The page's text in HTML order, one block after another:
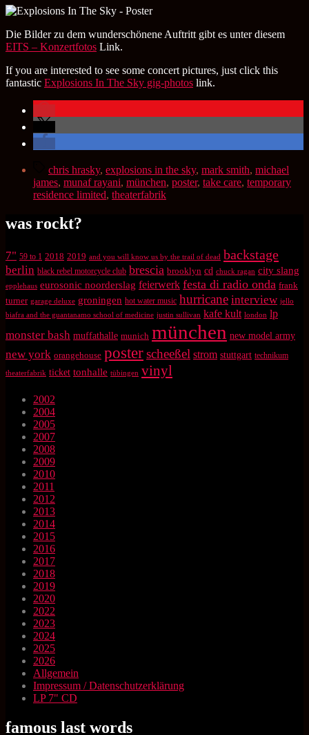
Die Bilder zu dem wunderschönene Auftritt gibt es unter diesem
EITS – Konzertfotos Link.
If you are interested to see some concert pictures, just click this
fantastic Explosions In The Sky gig-photos link.
Schlagwörter
chris hrasky, explosions in the sky, mark smith, michael
james, munaf rayani, münchen, poster, take care, temporary
residence limited, theaterfabrik
was rockt?
7" 59 to 1 2018 2019 and you will know us by the trail of dead backstage
berlin black rebel motorcycle club brescia brooklyn cd chuck ragan city slang
epplehaus eurosonic noorderslag feierwerk festa di radio onda frank
turner garage deluxe groningen hot water music hurricane interview jello
biafra and the guantanamo school of medicine justin sullivan kafe kult london lp
monster bash muffathalle munich münchen new model army
new york orangehouse posterscheeßel strom stuttgart technikum
theaterfabrik ticket tonhalle tübingen vinyl
2002
2004
2005
2007
2008
2009
2010
2011
2012
2013
2014
2015
2016
2017
2018
2019
2020
2022
2023
2024
2025
2026
Allgemein
Impressum / Datenschutzerklärung
LP 7" CD
famous last words